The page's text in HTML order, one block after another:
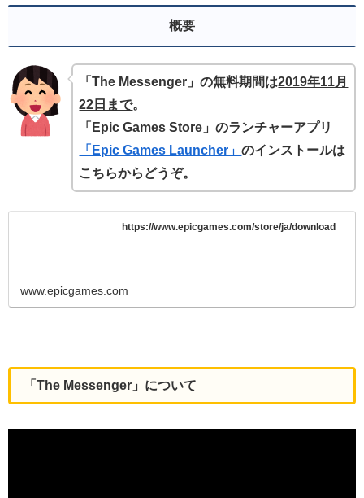
概要
「The Messenger」の無料期間は2019年11月
22日まで。
「Epic Games Store」のランチャーアプリ
「Epic Games Launcher」のインストールは
こちらからどうぞ。
https://www.epicgames.com/store/ja/download
www.epicgames.com
「The Messenger」について